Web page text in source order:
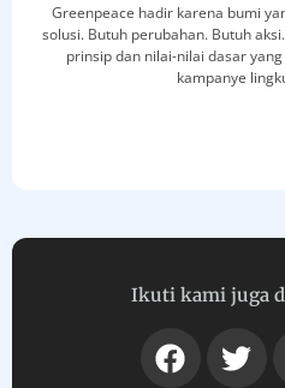
Greenpeace hadir karena bumi
solusi. Butuh perubahan. Butuh
prinsip dan nilai-nilai dasar
kampanye
Ikuti kami juga